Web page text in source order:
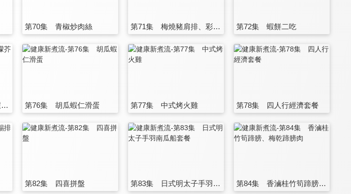
第70集 青椒炒肉絲 第71集 梅燒豬肩排、彩虹沙拉通心粉 第72集 蝦餅二吃
第75集 檸檬芥末優格蝦球芒果盅 第76集 胡瓜蝦仁滑蛋 第77集 中式烤火雞 第78集 四人行經濟套餐
第82集 四喜拼盤 第83集 日式明太子手羽南瓜船套餐 第84集 香滷桂竹筍蹄膀、梅乾蹄膀肉